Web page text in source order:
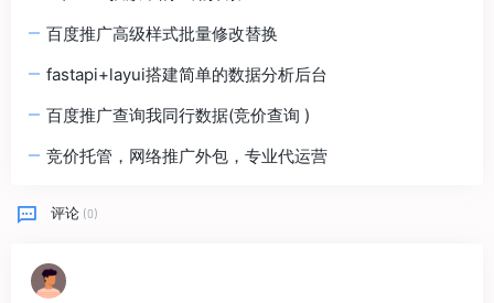
百度推广高级样式批量修改替换
fastapi+layui搭建简单的数据分析后台
百度推广查询我同行数据(竞价查询 )
竞价托管，网络推广外包，专业代运营
评论 (0)